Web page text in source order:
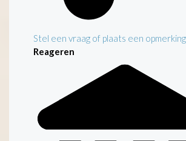
Stel een vraag of plaats een
Reageren